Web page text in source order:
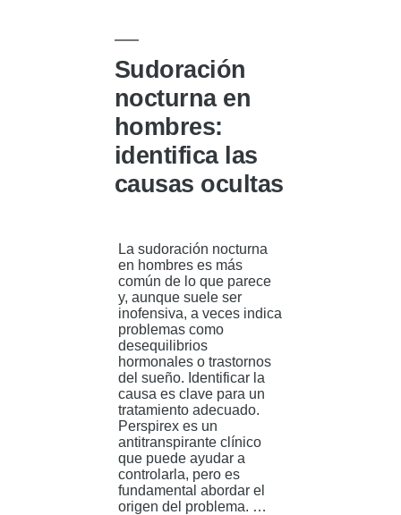
Sudoración
nocturna en
hombres:
identifica las
causas ocultas
La sudoración nocturna
en hombres es más
común de lo que parece
y, aunque suele ser
inofensiva, a veces indica
problemas como
desequilibrios
hormonales o trastornos
del sueño. Identificar la
causa es clave para un
tratamiento adecuado.
Perspirex es un
antitranspirante clínico
que puede ayudar a
controlarla, pero es
fundamental abordar el
origen del problema. …